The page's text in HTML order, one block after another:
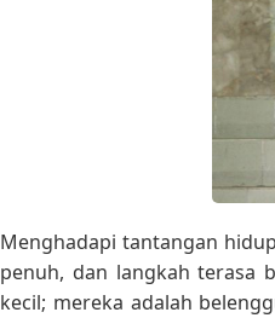
Menghadapi tantangan
penuh, dan langkah terasa
kecil; mereka adalah